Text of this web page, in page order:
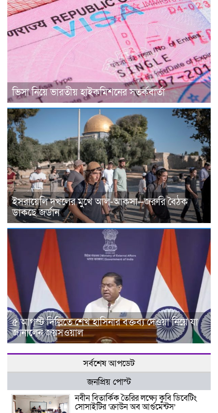
ভিসা নিয়ে ভারতীয় হাইকমিশনের সতর্কবার্তা
ইসরায়েলি দখলের মুখে আল-আকসা—জরুরি বৈঠক
ডাকছে জর্ডান
৫ আগস্ট দিল্লিতে শেখ হাসিনার বক্তব্য দেওয়া নিয়ে যা
জানালেন জয়সওয়াল
সর্বশেষ আপডেট
জনপ্রিয় পোস্ট
নবীন বিতার্কিক তৈরির লক্ষ্যে কুবি ডিবেটিং
সোসাইটির ‘ক্রাউন অব আর্গুমেন্টস’